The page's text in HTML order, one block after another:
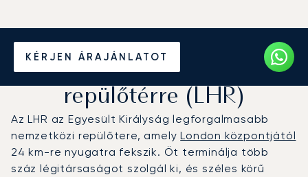
KÉRJEN ÁRAJÁNLATOT
Magánrepülőgép bérlése a
London Heathrow
repülőtérre (LHR)
Az LHR az Egyesült Királyság legforgalmasabb
nemzetközi repülőtere, amelyLondon központjától
24 km-re nyugatra fekszik. Öt terminálja több
száz légitársaságot szolgál ki, és széles körű